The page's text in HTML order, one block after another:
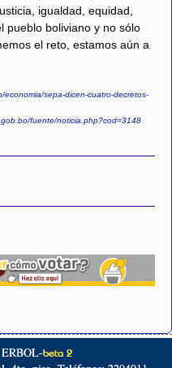
igualdad, equidad,
pueblo boliviano y no sólo
el reto, estamos aún a
economia/sepa-dicen-cuatro-decretos-
fuente/noticia.php?cod=3148
beta 2